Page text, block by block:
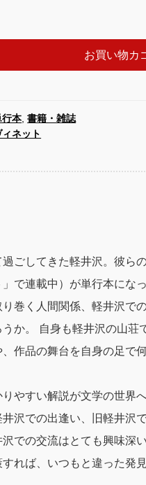
お買い物カ
行本,書籍・雑誌
ネット
ごしてきた軽井沢。彼ら
で連載中）が単行本になっ
巻く人間関係、軽井沢で
か。 自身も軽井沢の山荘
作品の舞台を自身の足で
やすい解説が文学の世界
沢での出逢い、旧軽井沢
での交流はとても興味深い
れば、いつもと違った発